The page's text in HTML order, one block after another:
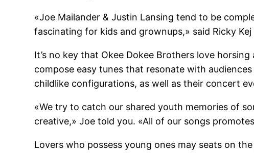
«Joe Mailander & Justin Lansing tend to be
fascinating for kids and grownups,» said Ricky
It’s no key that Okee Dokee Brothers love
compose easy tunes that resonate with
childlike configurations, as well as their concert
«We try to catch our shared youth memories of
creative,» Joe told you. «All of our songs
Lovers who possess young ones may seats on